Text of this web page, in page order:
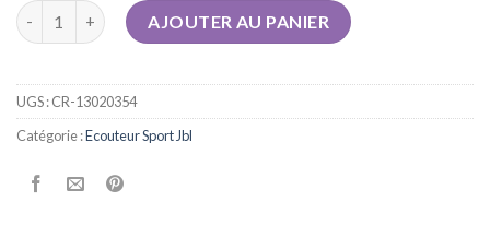
quantité de ecouteur sport jblAJOUTER AU PANIER
UGS :CR-13020354
Catégorie :Ecouteur Sport Jbl